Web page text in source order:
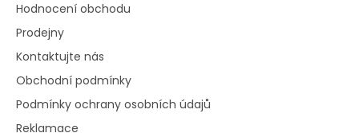
Hodnocení obchodu
Prodejny
Kontaktujte nás
Obchodní podmínky
Podmínky ochrany osobních údajů
Reklamace